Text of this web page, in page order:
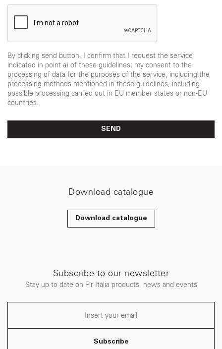
By clicking send button, I confirm that I request the service
indicated in point a) of these guidelines; my consent to the
processing of data for the purposes of the service, including the
processing methods mentioned in these guidelines, including
possible processing carried out in EU member states or non-EU
countries.
SEND
Download catalogue
Download catalogue
Subscribe to our newsletter
Stay up to date on Fir Italia products, news and events
Subscribe